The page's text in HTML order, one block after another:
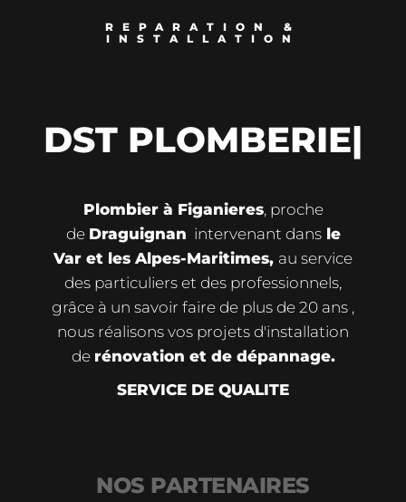
REPARATION &
INSTALLATION
DST PLOMBERIE|
Plombier à Figanieres, proche
de Draguignan intervenant dansle
Var et les Alpes-Maritimes, au service
des particuliers et des professionnels,
grâce à un savoir faire de plus de 20 ans ,
nous réalisons vos projets d'installation
de rénovation et de dépannage.
SERVICE DE QUALITE
NOS PARTENAIRES